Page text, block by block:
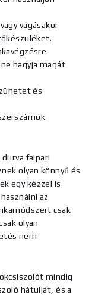
vágásakor
hagyja magát
és
faipari
olyan könnyű és
egy kézzel is
az
csak
olyan
nem
mindig
hátulját, és a